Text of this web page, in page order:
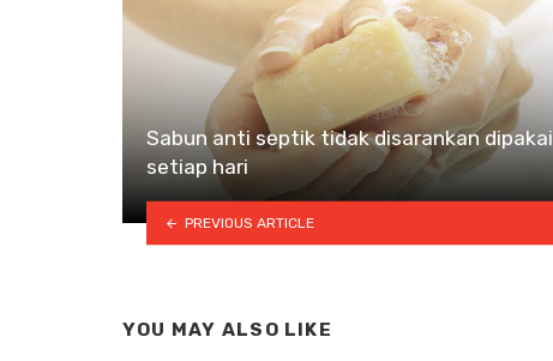
Sabun anti septik tidak disarankan dipakai
setiap hari
PREVIOUS ARTICLE
YOU MAY ALSO LIKE